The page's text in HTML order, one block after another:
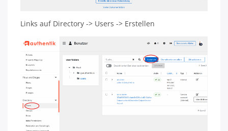
Links auf Directory -> Users -> Erstellen